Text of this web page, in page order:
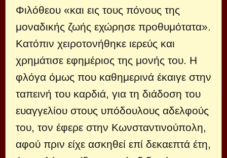
Φιλόθεου «και εις τους πόνους της
μοναδικής ζωής εχώρησε προθυμότατα».
Κατόπιν χειροτονήθηκε ιερεύς και
χρημάτισε εφημέριος της μονής του. Η
φλόγα όμως που καθημερινά έκαιγε στην
ταπεινή του καρδιά, για τη διάδοση του
ευαγγελίου στους υπόδουλους αδελφούς
του, τον έφερε στην Κωνσταντινούπολη,
αφού πριν είχε ασκηθεί επί δεκαεπτά έτη,